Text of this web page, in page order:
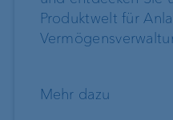
Produktwelt für
Mehr dazu